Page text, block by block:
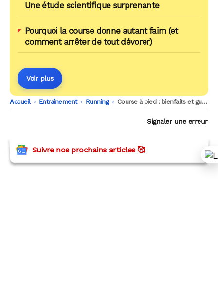
Une étude scientifique surprenante
Pourquoi la course donne autant faim (et
comment arrêter de tout dévorer)
Voir plus
Accueil -
Entraînement -
Running -
Course à pied : bienfaits et guide pour débuter
Signaler une erreur
Suivre nos prochains articles 🥰